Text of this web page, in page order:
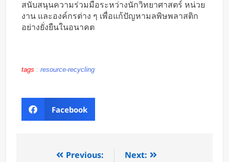
สนับสนุนความร่วมมือระหว่างนักวิทยาศาสตร์ หน่วย
งาน และองค์กรต่าง ๆ เพื่อแก้ปัญหามลพิษพลาสติก
อย่างยั่งยืนในอนาคต
tags : resource-recycling
Facebook
Previous:
Next: